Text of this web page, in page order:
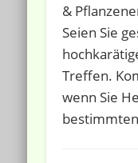
&
Seien Sie
Treffen.
wenn Sie